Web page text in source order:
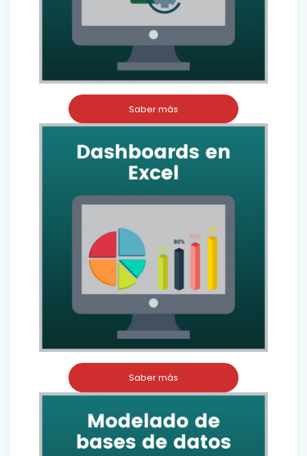
Saber más
Saber más